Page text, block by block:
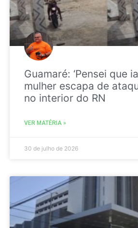
Guamaré: ‘Pensei que
mulher escapa de
no interior do RN
VER MATÉRIA »
30 de julho de 2026